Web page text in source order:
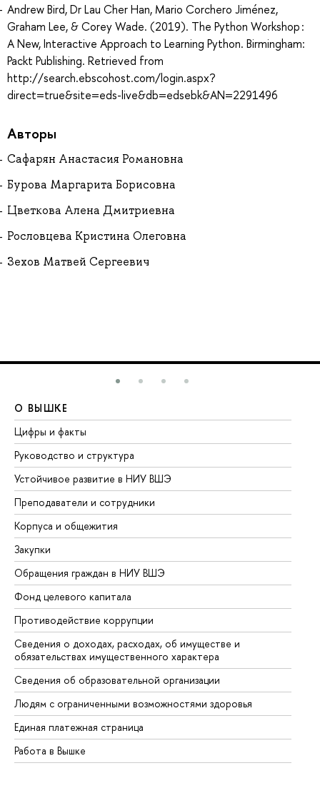
Andrew Bird, Dr Lau Cher Han, Mario Corchero Jiménez,
Graham Lee, & Corey Wade. (2019). The Python Workshop :
A New, Interactive Approach to Learning Python. Birmingham:
Packt Publishing. Retrieved from
http://search.ebscohost.com/login.aspx?
direct=true&site=eds-live&db=edsebk&AN=2291496
Авторы
Сафарян Анастасия Романовна
Бурова Маргарита Борисовна
Цветкова Алена Дмитриевна
Рословцева Кристина Олеговна
Зехов Матвей Сергеевич
О ВЫШКЕ
Цифры и факты
Руководство и структура
Устойчивое развитие в НИУ ВШЭ
Преподаватели и сотрудники
Корпуса и общежития
Закупки
Обращения граждан в НИУ ВШЭ
Фонд целевого капитала
Противодействие коррупции
Сведения о доходах, расходах, об имуществе и
обязательствах имущественного характера
Сведения об образовательной организации
Людям с ограниченными возможностями здоровья
Единая платежная страница
Работа в Вышке